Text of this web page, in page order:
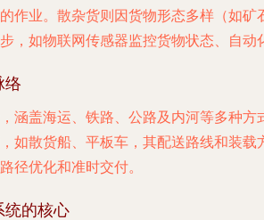
作业。散杂货则因货物形态多样（如
，如物联网传感器监控货物状态、自
络
涵盖海运、铁路、公路及内河等多种
如散货船、平板车，其配送路线和装
径优化和准时交付。
统的核心